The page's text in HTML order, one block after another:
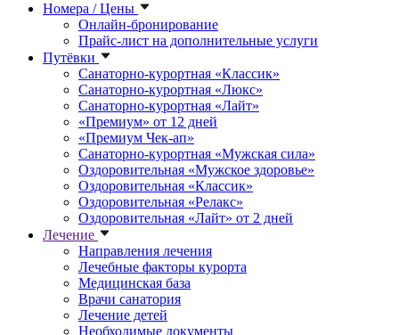
Номера / Цены
Онлайн-бронирование
Прайс-лист на дополнительные услуги
Путёвки
Санаторно-курортная «Классик»
Санаторно-курортная «Люкс»
Санаторно-курортная «Лайт»
«Премиум» от 12 дней
«Премиум Чек-ап»
Санаторно-курортная «Мужская сила»
Оздоровительная «Мужское здоровье»
Оздоровительная «Классик»
Оздоровительная «Релакс»
Оздоровительная «Лайт» от 2 дней
Лечение
Направления лечения
Лечебные факторы курорта
Медицинская база
Врачи санатория
Лечение детей
Необходимые документы